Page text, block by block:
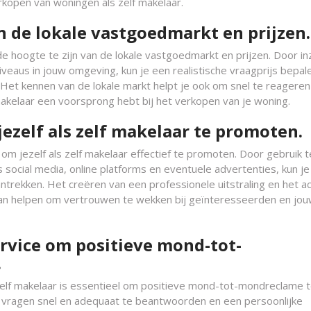
de lokale vastgoedmarkt en prijzen.
hoogte te zijn van de lokale vastgoedmarkt en prijzen. Door
in jouw omgeving, kun je een realistische vraagprijs
kennen van de lokale markt helpt je ook om snel te
een voorsprong hebt bij het verkopen van je woning.
als zelf makelaar te promoten.
jezelf als zelf makelaar effectief te promoten. Door gebruik
social media, online platforms en eventuele advertenties, kun
Het creëren van een professionele uitstraling en het
helpen om vertrouwen te wekken bij geïnteresseerden en
om positieve mond-tot-
makelaar is essentieel om positieve mond-tot-mondreclame
snel en adequaat te beantwoorden en een persoonlijke